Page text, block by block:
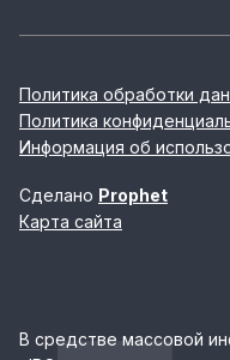
Политика обработки
Политика
Информация об
Сделано Prophet
Карта сайта
В средстве массовой